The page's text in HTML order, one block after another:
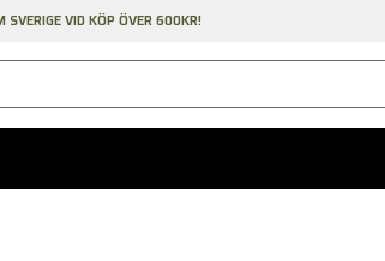
SVERIGE VID KÖP ÖVER 600KR!